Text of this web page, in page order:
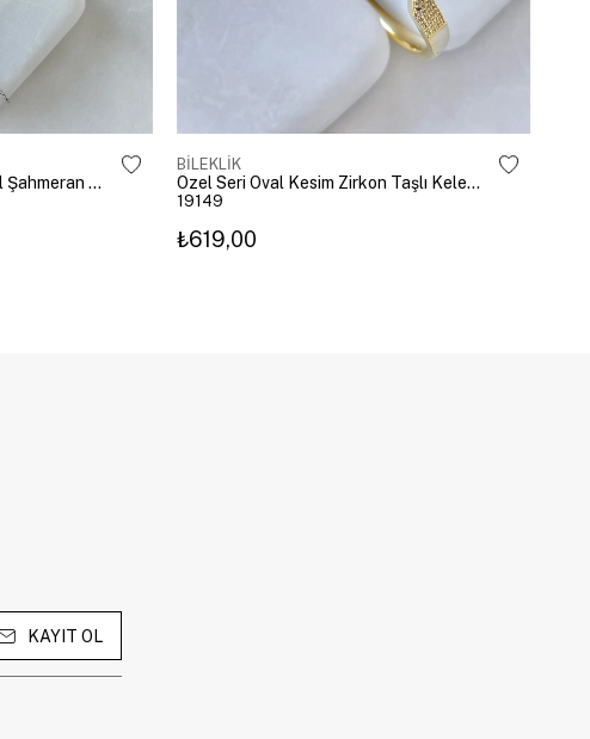
Altın Kaplama Emoji Model Şahmeran Gümüş
BİLEKLİK
Özel Seri Oval Kesim Zirkon Taşlı Kelepçe Gold
19149
₺619,00
KAYIT OL